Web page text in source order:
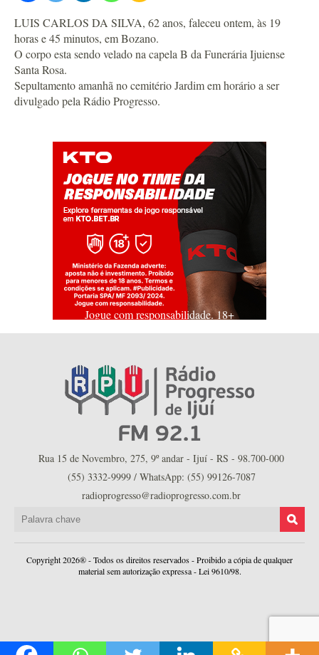
LUIS CARLOS DA SILVA, 62 anos, faleceu ontem, às 19
horas e 45 minutos, em Bozano.
O corpo esta sendo velado na capela B da Funerária Ijuiense
Santa Rosa.
Sepultamento amanhã no cemitério Jardim em horário a ser
divulgado pela Rádio Progresso.
Jogue com responsabilidade. 18+
Rua 15 de Novembro, 275, 9º andar - Ijuí - RS - 98.700-000
(55) 3332-9999 / WhatsApp: (55) 99126-7087
radioprogresso@radioprogresso.com.br
Copyright 2026® - Todos os direitos reservados - Proibido a cópia de qualquer
material sem autorização expressa - Lei 9610/98.